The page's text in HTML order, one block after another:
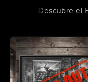
Descubre el